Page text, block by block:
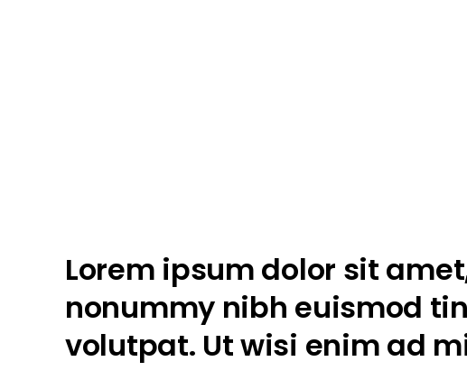
Lorem ipsum dolor sit
nonummy nibh euismod
volutpat. Ut wisi enim ad